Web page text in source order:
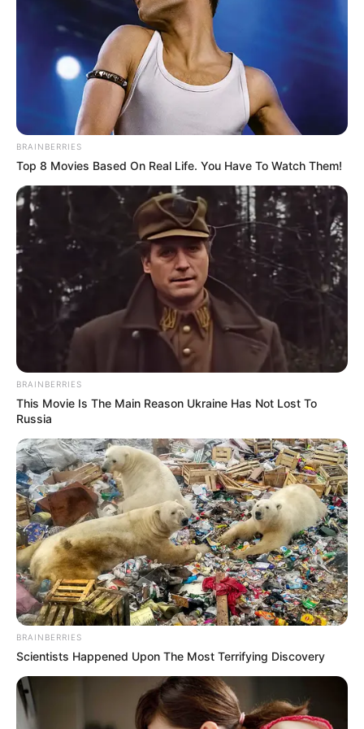
Schockwellen durchziehen die USA! McCarthy als
Vorsitzender des Repräsentantenhauses entthront:
Rebellen der Republikaner triumphieren - Hardliner
übernehmen das Ruder! Was bedeutet dieses politische
Beben für die USA und den Konflikt in der Ukraine? Das
Land scheint unweigerlich auf ein Chaos zuzust
READ MORE
Simo
Ein tödlicher Zwischenfall hat die friedliche 3800-Seelen-
Gemeinde Naarn erschüttert. Eine Joggerin, die nur
ihren morgendlichen Lauf absolvieren wollte, wurde
von einem Kampfhund angegriffen und verstarb noch
am Ort des Vorfalls. Der American Staffordshire Terrier
hatte sich von seiner Besitzerin ge
READ MORE
BRAINBERRIES
Top 8 Movies Based On Real Life. You Have To Watch Them!
BRAINBERRIES
This Movie Is The Main Reason Ukraine Has Not Lost To
Russia
BRAINBERRIES
Scientists Happened Upon The Most Terrifying Discovery